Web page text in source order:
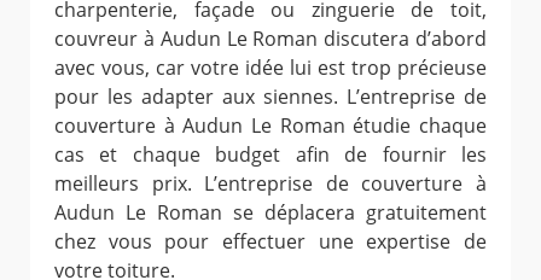
charpenterie, façade ou zinguerie de toit,
couvreur à Audun Le Roman discutera d’abord
avec vous, car votre idée lui est trop précieuse
pour les adapter aux siennes. L’entreprise de
couverture à Audun Le Roman étudie chaque
cas et chaque budget afin de fournir les
meilleurs prix. L’entreprise de couverture à
Audun Le Roman se déplacera gratuitement
chez vous pour effectuer une expertise de
votre toiture.